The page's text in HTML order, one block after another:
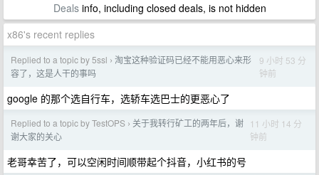
Dealsinfo, including closed deals, is not hidden
x86's recent replies
Replied to a topic by 5ssl › 淘宝这种验证码已经不能用恶心来形
容了，这是人干的事吗
9 小时 53 分
钟前
google 的那个选自行车，选轿车选巴士的更恶心了
Replied to a topic by TestOPS › 关于我转行矿工的两年后，谢
谢大家的关心
11 小时 14 分
钟前
老哥幸苦了，可以空闲时间顺带起个抖音，小红书的号